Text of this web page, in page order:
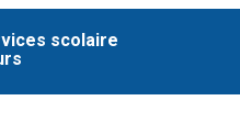
scolaire